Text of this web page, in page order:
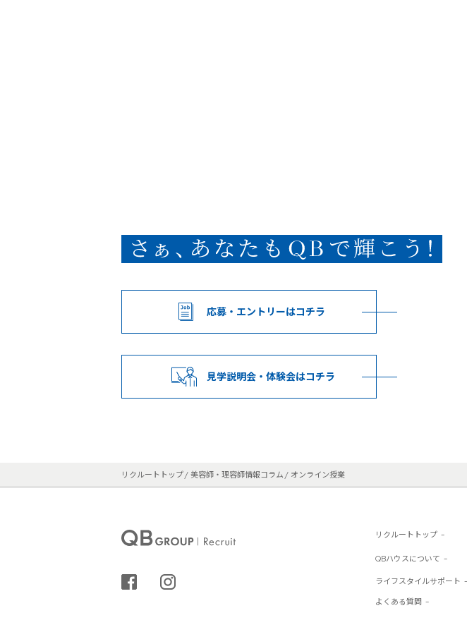
応募・エントリーはコチラ
見学説明会・ 体験会はコチラ
リクルートトップ 美容師・理容師情報コラム オンライン授業
シェアする
リクルートトップ
QBハウスについて
ライフスタイルサポート
よくある質問